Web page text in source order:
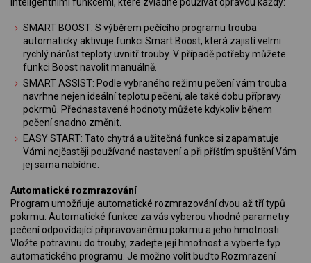
SMART BOOST: S výběrem pečícího programu trouba
automaticky aktivuje funkci Smart Boost, která zajistí velmi
rychlý nárůst teploty uvnitř trouby. V případě potřeby můžete
funkci Boost navolit manuálně.
SMART ASSIST: Podle vybraného režimu pečení vám trouba
navrhne nejen ideální teplotu pečení, ale také dobu přípravy
pokrmů. Přednastavené hodnoty můžete kdykoliv během
pečení snadno změnit.
EASY START: Tato chytrá a užitečná funkce si zapamatuje
Vámi nejčastěji používané nastavení a při příštím spuštění Vám
jej sama nabídne.
Automatické rozmrazování
Program umožňuje automatické rozmrazování dvou až tří typů
pokrmu. Automatické funkce za vás vyberou vhodné parametry
pečení odpovídající připravovanému pokrmu a jeho hmotnosti.
Vložte potravinu do trouby, zadejte její hmotnost a vyberte typ
automatického programu. Je možno volit buďto Rozmrazení